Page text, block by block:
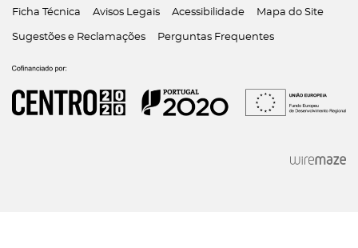
Ficha Técnica Avisos Legais Acessibilidade Mapa do Site
Sugestões e Reclamações Perguntas Frequentes